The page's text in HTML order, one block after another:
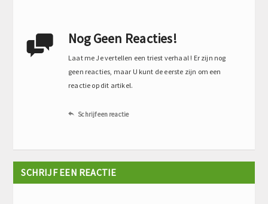
 Nog Geen Reacties!
Laat me Je vertellen een triest verhaal ! Er zijn nog
geen reacties, maar U kunt de eerste zijn om een
reactie op dit artikel.
 Schrijf een reactie
SCHRIJF EEN REACTIE